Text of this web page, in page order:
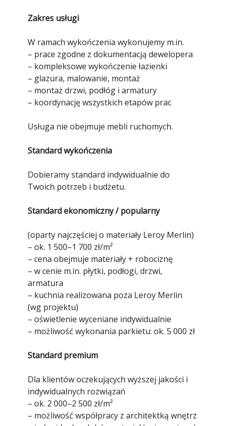
Zakres usługi
W ramach wykończenia wykonujemy m.in.
– prace zgodne z dokumentacją dewelopera
– kompleksowe wykończenie łazienki
– glazura, malowanie, montaż
– montaż drzwi, podłóg i armatury
– koordynację wszystkich etapów prac
Usługa nie obejmuje mebli ruchomych.
Standard wykończenia
Dobieramy standard indywidualnie do
Twoich potrzeb i budżetu.
Standard ekonomiczny / popularny
(oparty najczęściej o materiały Leroy Merlin)
– ok. 1 500–1 700 zł/m²
– cena obejmuje materiały + robociznę
– w cenie m.in. płytki, podłogi, drzwi,
armatura
– kuchnia realizowana poza Leroy Merlin
(wg projektu)
– oświetlenie wyceniane indywidualnie
– możliwość wykonania parkietu: ok. 5 000 zł
Standard premium
Dla klientów oczekujących wyższej jakości i
indywidualnych rozwiązań
– ok. 2 000–2 500 zł/m²
– możliwość współpracy z architektką wnętrz